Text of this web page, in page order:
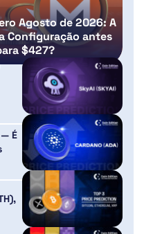
Agosto de 2026: A
Configuração antes
$427?
É